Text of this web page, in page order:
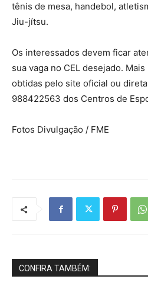
tênis de mesa, handebol,
Jiu-jítsu.
Os interessados devem ficar
sua vaga no CEL desejado.
obtidas pelo site oficial ou
988422563 dos Centros de
Fotos Divulgação / FME
CONFIRA TAMBÉM: